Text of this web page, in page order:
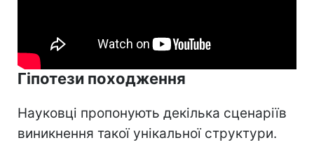
Гіпотези походження
Науковці пропонують декілька сценаріїв
виникнення такої унікальної структури.